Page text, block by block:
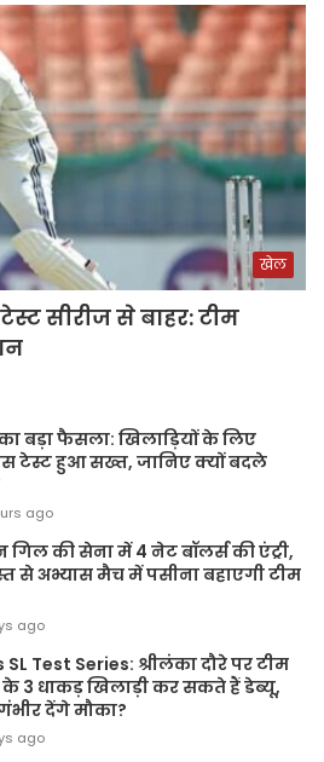
खेल
सीरीज से बाहर: टीम
बड़ा फैसला: खिलाड़ियों के लिए
टेस्ट हुआ सख्त, जानिए क्यों बदले
ago
की सेना में 4 नेट बॉलर्स की एंट्री,
से अभ्यास मैच में पसीना बहाएगी टीम
ago
SL Test Series: श्रीलंका दौरे पर टीम
के 3 धाकड़ खिलाड़ी कर सकते हैं डेब्यू,
देंगे मौका?
ago